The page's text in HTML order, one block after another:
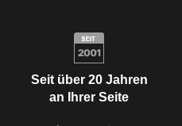
Seit über 20 Jahren
an Ihrer Seite